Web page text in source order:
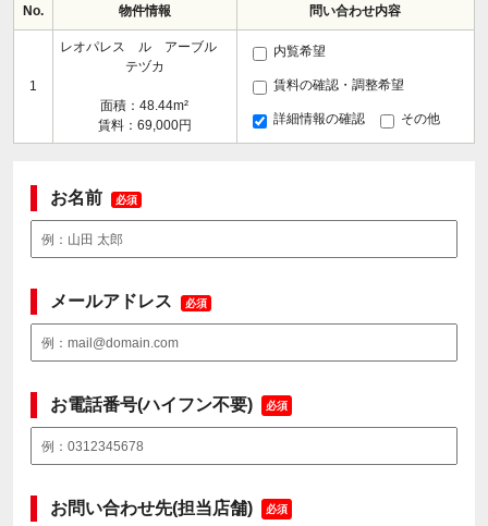
No. 物件情報 問い合わせ内容
1
レオパレス ル アーブル
テヅカ
面積：48.44m²
賃料：69,000円
内覧希望
賃料の確認・調整希望
詳細情報の確認 その他
お名前 必須
メールアドレス 必須
お電話番号(ハイフン不要) 必須
お問い合わせ先(担当店舗) 必須